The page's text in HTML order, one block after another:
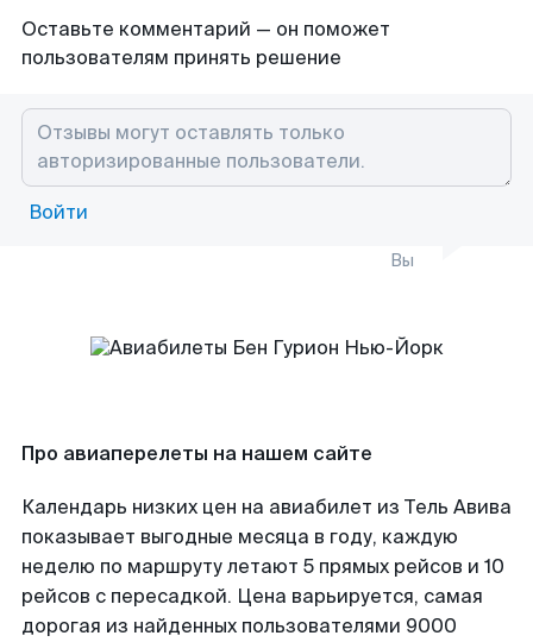
Оставьте комментарий — он поможет
пользователям принять решение
Войти
Вы
Про авиаперелеты на нашем сайте
Календарь низких цен на авиабилет из Тель Авива
показывает выгодные месяца в году, каждую
неделю по маршруту летают 5 прямых рейсов и 10
рейсов с пересадкой. Цена варьируется, самая
дорогая из найденных пользователями 9000